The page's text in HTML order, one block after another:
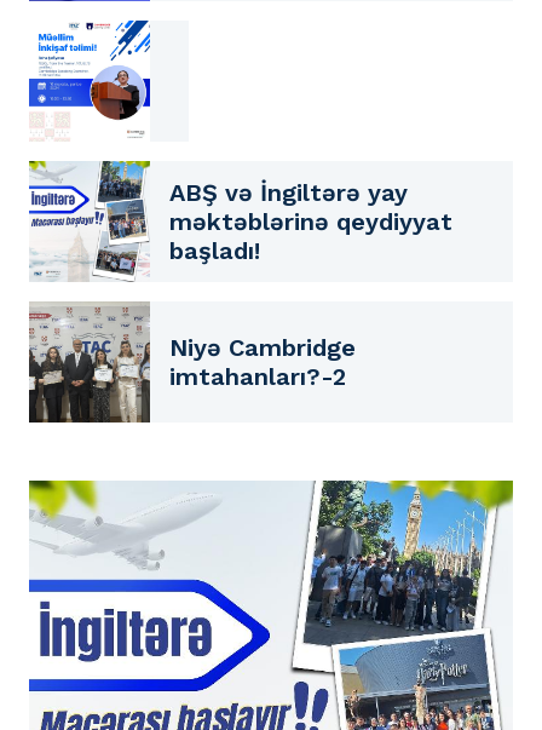
ABŞ və İngiltərə yay
məktəblərinə qeydiyyat
başladı!
Niyə Cambridge
imtahanları?-2